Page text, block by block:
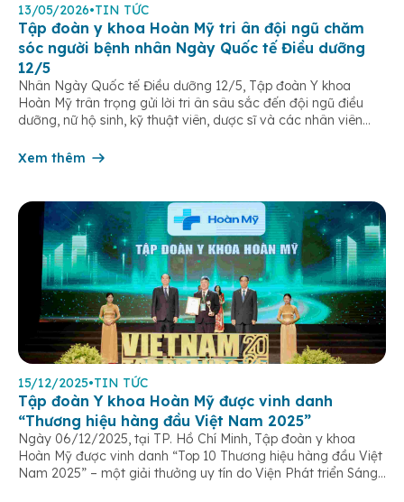
13/05/2026•TIN TỨC
Tập đoàn y khoa Hoàn Mỹ tri ân đội ngũ chăm
sóc người bệnh nhân Ngày Quốc tế Điều dưỡng
12/5
Nhân Ngày Quốc tế Điều dưỡng 12/5, Tập đoàn Y khoa
Hoàn Mỹ trân trọng gửi lời tri ân sâu sắc đến đội ngũ điều
dưỡng, nữ hộ sinh, kỹ thuật viên, dược sĩ và các nhân viên
âm thầm đồng hành trên […]
Xem thêm
15/12/2025•TIN TỨC
Tập đoàn Y khoa Hoàn Mỹ được vinh danh
“Thương hiệu hàng đầu Việt Nam 2025”
Ngày 06/12/2025, tại TP. Hồ Chí Minh, Tập đoàn y khoa
Hoàn Mỹ được vinh danh “Top 10 Thương hiệu hàng đầu Việt
Nam 2025” – một giải thưởng uy tín do Viện Phát triển Sáng